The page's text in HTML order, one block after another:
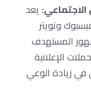
يعد
وتويتر
المستهدف
الإعلانية
في زيادة الوعي